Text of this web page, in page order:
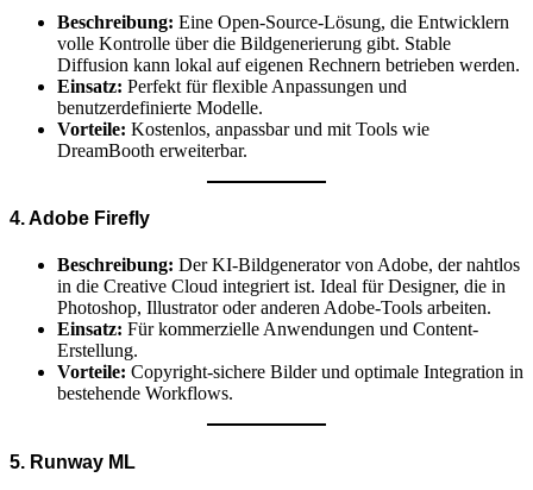
Beschreibung: Eine Open-Source-Lösung, die Entwicklern
volle Kontrolle über die Bildgenerierung gibt. Stable
Diffusion kann lokal auf eigenen Rechnern betrieben werden.
Einsatz: Perfekt für flexible Anpassungen und
benutzerdefinierte Modelle.
Vorteile: Kostenlos, anpassbar und mit Tools wie
DreamBooth erweiterbar.
4. Adobe Firefly
Beschreibung: Der KI-Bildgenerator von Adobe, der nahtlos
in die Creative Cloud integriert ist. Ideal für Designer, die in
Photoshop, Illustrator oder anderen Adobe-Tools arbeiten.
Einsatz: Für kommerzielle Anwendungen und Content-
Erstellung.
Vorteile: Copyright-sichere Bilder und optimale Integration in
bestehende Workflows.
5. Runway ML